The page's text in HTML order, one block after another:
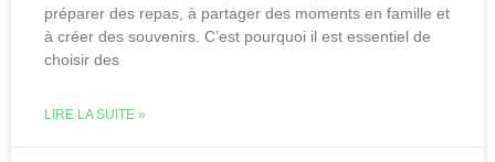
préparer des repas, à partager des moments en famille et
à créer des souvenirs. C’est pourquoi il est essentiel de
choisir des
LIRE LA SUITE »